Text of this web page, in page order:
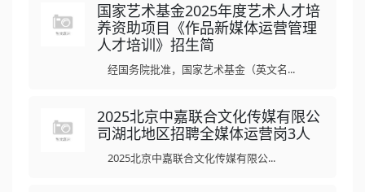
国家艺术基金2025年度艺术人才培
养资助项目《作品新媒体运营管理
人才培训》招生简
经国务院批准，国家艺术基金（英文名...
2025北京中嘉联合文化传媒有限公
司湖北地区招聘全媒体运营岗3人
2025北京中嘉联合文化传媒有限公...